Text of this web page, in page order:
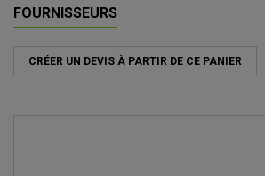
FOURNISSEURS
CRÉER UN DEVIS À PARTIR DE CE PANIER